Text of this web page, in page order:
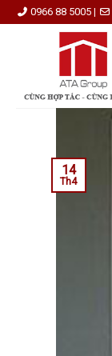
Skip
to
0966 88 5005 |
14
Th4